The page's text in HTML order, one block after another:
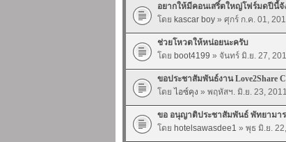
อยากให้มีคอนเสริ์ตใหญ่โฟร์มดปีนี้จั
โดย kascar boy » ศุกร์ ก.ค. 01,
ช่วยโหวตให้หน่อยนะครับ
โดย boot4199 » จันทร์ มิ.ย. 27,
ขอประชาสัมพันธ์งาน Love2Share
โดย ไอซ์คุง » พฤหัสฯ. มิ.ย. 23,
ขอ อนุญาติประชาสัมพันธ์ พัทยามาร
โดย hotelsawasdee1 » พุธ มิ.ย.